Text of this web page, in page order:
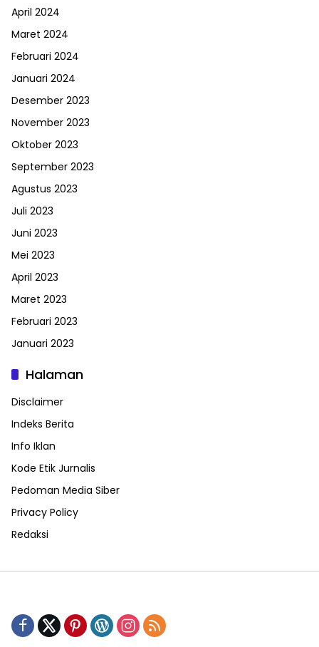
April 2024
Maret 2024
Februari 2024
Januari 2024
Desember 2023
November 2023
Oktober 2023
September 2023
Agustus 2023
Juli 2023
Juni 2023
Mei 2023
April 2023
Maret 2023
Februari 2023
Januari 2023
Halaman
Disclaimer
Indeks Berita
Info Iklan
Kode Etik Jurnalis
Pedoman Media Siber
Privacy Policy
Redaksi